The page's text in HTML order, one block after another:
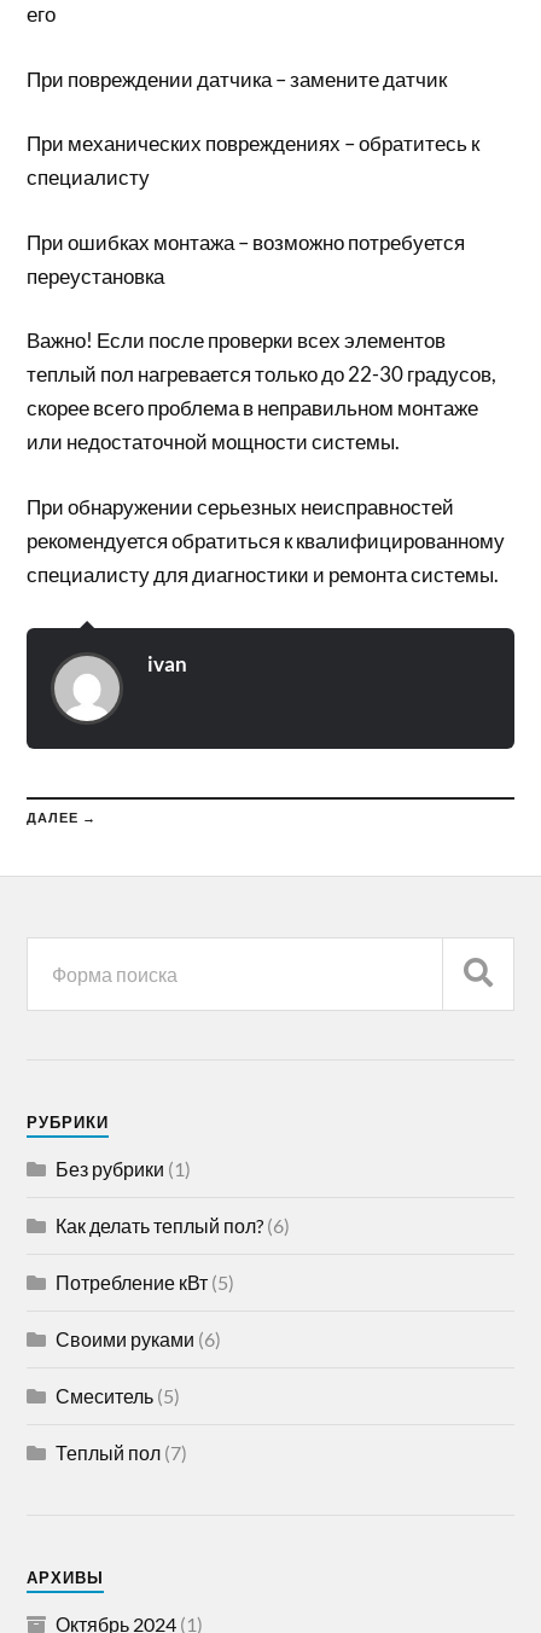
его
При повреждении датчика – замените датчик
При механических повреждениях – обратитесь к
специалисту
При ошибках монтажа – возможно потребуется
переустановка
Важно! Если после проверки всех элементов
теплый пол нагревается только до 22-30 градусов,
скорее всего проблема в неправильном монтаже
или недостаточной мощности системы.
При обнаружении серьезных неисправностей
рекомендуется обратиться к квалифицированному
специалисту для диагностики и ремонта системы.
ivan
ДАЛЕЕ →
РУБРИКИ
Без рубрики (1)
Как делать теплый пол? (6)
Потребление кВт (5)
Своими руками (6)
Смеситель (5)
Теплый пол (7)
АРХИВЫ
Октябрь 2024 (1)